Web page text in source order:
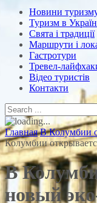
Новини
Туризм в
Свята і традиції
Маршрути і
Гастротури
Тревел-
Відео туристів
Контакти
Главная В Колумбии
Колумбии
В
новый